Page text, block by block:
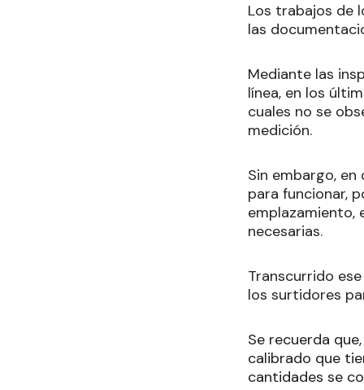
Los trabajos de
las
Mediante las
línea, en los
cuales no se
medición.
Sin embargo,
para funcionar,
emplazamiento,
necesarias.
Transcurrido
los surtidores
Se recuerda
calibrado que
cantidades se